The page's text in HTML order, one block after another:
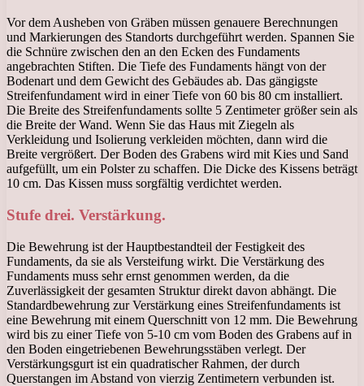
Vor dem Ausheben von Gräben müssen genauere Berechnungen
und Markierungen des Standorts durchgeführt werden. Spannen Sie
die Schnüre zwischen den an den Ecken des Fundaments
angebrachten Stiften. Die Tiefe des Fundaments hängt von der
Bodenart und dem Gewicht des Gebäudes ab. Das gängigste
Streifenfundament wird in einer Tiefe von 60 bis 80 cm installiert.
Die Breite des Streifenfundaments sollte 5 Zentimeter größer sein als
die Breite der Wand. Wenn Sie das Haus mit Ziegeln als
Verkleidung und Isolierung verkleiden möchten, dann wird die
Breite vergrößert. Der Boden des Grabens wird mit Kies und Sand
aufgefüllt, um ein Polster zu schaffen. Die Dicke des Kissens beträgt
10 cm. Das Kissen muss sorgfältig verdichtet werden.
Stufe drei. Verstärkung.
Die Bewehrung ist der Hauptbestandteil der Festigkeit des
Fundaments, da sie als Versteifung wirkt. Die Verstärkung des
Fundaments muss sehr ernst genommen werden, da die
Zuverlässigkeit der gesamten Struktur direkt davon abhängt. Die
Standardbewehrung zur Verstärkung eines Streifenfundaments ist
eine Bewehrung mit einem Querschnitt von 12 mm. Die Bewehrung
wird bis zu einer Tiefe von 5-10 cm vom Boden des Grabens auf in
den Boden eingetriebenen Bewehrungsstäben verlegt. Der
Verstärkungsgurt ist ein quadratischer Rahmen, der durch
Querstangen im Abstand von vierzig Zentimetern verbunden ist.